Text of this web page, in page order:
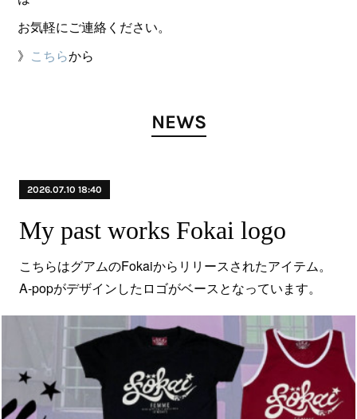
お気軽にご連絡ください。
》 こちらから
NEWS
2026.07.10 18:40
My past works Fokai logo
こちらはグアムのFokaiからリリースされたアイテム。
A-popがデザインしたロゴがベースとなっています。